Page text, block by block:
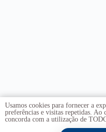
Usamos cookies para fornecer a
preferências e visitas repetidas.
concorda com a utilização de